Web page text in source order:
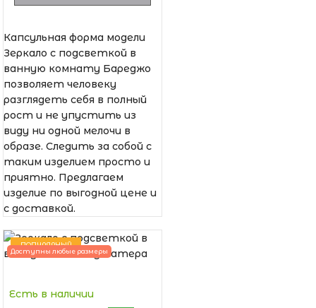
Капсульная форма модели
Зеркало с подсветкой в
ванную комнату Бареджо
позволяет человеку
разглядеть себя в полный
рост и не упустить из
виду ни одной мелочи в
образе. Следить за собой с
таким изделием просто и
приятно. Предлагаем
изделие по выгодной цене и
с доставкой.
ПОПУЛЯРНЫЙ
Доступны любые размеры
Есть в наличии